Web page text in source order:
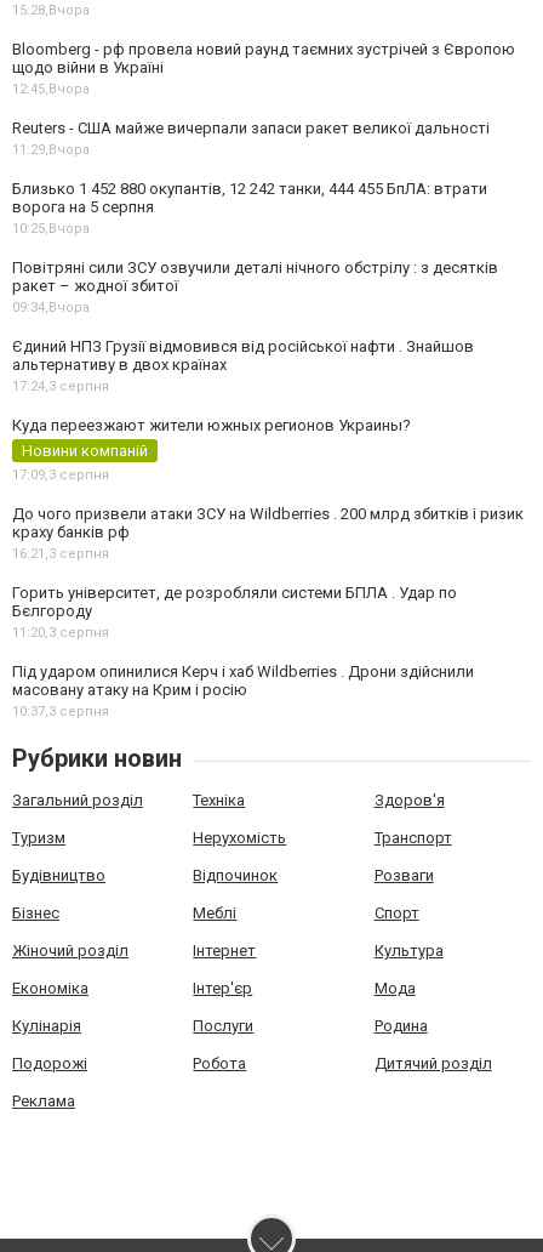
15:28, Вчора
Bloomberg - рф провела новий раунд таємних зустрічей з Європою
щодо війни в Україні
12:45, Вчора
Reuters - США майже вичерпали запаси ракет великої дальності
11:29, Вчора
Близько 1 452 880 окупантів, 12 242 танки, 444 455 БпЛА: втрати
ворога на 5 серпня
10:25, Вчора
Повітряні сили ЗСУ озвучили деталі нічного обстрілу : з десятків
ракет – жодної збитої
09:34, Вчора
Єдиний НПЗ Грузії відмовився від російської нафти . Знайшов
альтернативу в двох країнах
17:24,3 серпня
Куда переезжают жители южных регионов Украины?
Новини компаній
17:09,3 серпня
До чого призвели атаки ЗСУ на Wildberries . 200 млрд збитків і ризик
краху банків рф
16:21,3 серпня
Горить університет, де розробляли системи БПЛА . Удар по
Бєлгороду
11:20,3 серпня
Під ударом опинилися Керч і хаб Wildberries . Дрони здійснили
масовану атаку на Крим і росію
10:37,3 серпня
Рубрики новин
Загальний розділ Техніка Здоров'я
Туризм Нерухомість Транспорт
Будівництво Відпочинок Розваги
Бізнес Меблі Спорт
Жіночий розділ Інтернет Культура
Економіка Інтер'єр Мода
Кулінарія Послуги Родина
Подорожі Робота Дитячий розділ
Реклама